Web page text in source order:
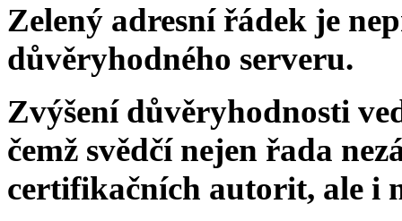
Zelený adresní řádek je
důvěryhodného serveru.
Zvýšení důvěryhodnosti
čemž svědčí nejen řada
certifikačních autorit, ale i